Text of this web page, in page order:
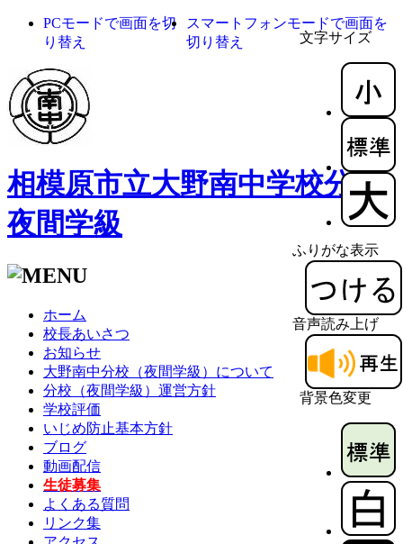
文字サイズ
ふりがな表示
音声読み上げ
背景色変更
PCモードで画面を切
り替え
スマートフォンモードで画面を
切り替え
相模原市立大野南中学校分校
夜間学級
ホーム
校長あいさつ
お知らせ
大野南中分校（夜間学級）について
分校（夜間学級）運営方針
学校評価
いじめ防止基本方針
ブログ
動画配信
生徒募集
よくある質問
リンク集